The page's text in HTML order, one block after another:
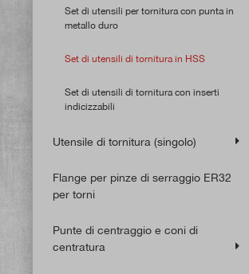
Set di utensili per tornitura con punta in
metallo duro
Set di utensili di tornitura in HSS
Set di utensili di tornitura con inserti
indicizzabili
Utensile di tornitura (singolo)
Flange per pinze di serraggio ER32
per torni
Punte di centraggio e coni di
centratura